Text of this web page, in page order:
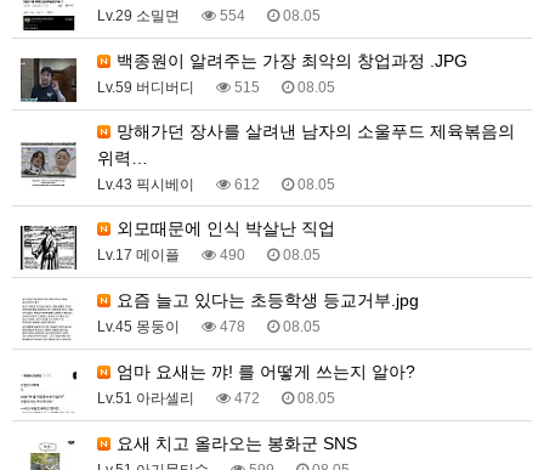
Lv.29 소밀면 554 08.05
백종원이 알려주는 가장 최악의 창업과정 .JPG
Lv.59 버디버디 515 08.05
위력…
Lv.43 픽시베이 612 08.05
외모때문에 인식 박살난 직업
Lv.17 메이플 490 08.05
요즘 늘고 있다는 초등학생 등교거부.jpg
Lv.45 몽둥이 478 08.05
엄마 요새는 꺄! 를 어떻게 쓰는지 알아?
Lv.51 아라셀리 472 08.05
요새 치고 올라오는 봉화군 SNS